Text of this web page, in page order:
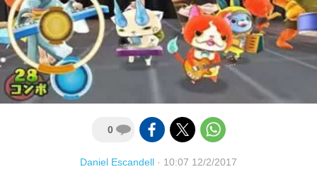
0
Daniel Escandell · 10:07 12/2/2017